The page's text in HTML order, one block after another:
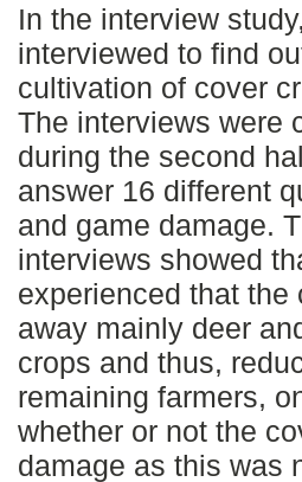
In the interview
interviewed to find
cultivation of cover
The interviews were
during the second
answer 16 different
and game damage.
interviews showed
experienced that the
away mainly deer
crops and thus,
remaining farmers,
whether or not the
damage as this was